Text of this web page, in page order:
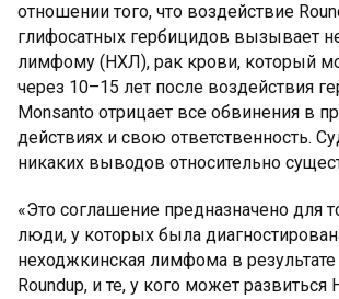
отношении того, что воздействие
глифосатных гербицидов вызывает
лимфому (НХЛ), рак крови, который
через 10–15 лет после воздействия
Monsanto отрицает все обвинения в
действиях и свою ответственность.
никаких выводов относительно
«Это соглашение предназначено для
люди, у которых была
неходжкинская лимфома в
Roundup, и те, у кого может